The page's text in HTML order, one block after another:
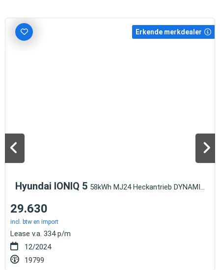
Erkende merkdealer
Hyundai IONIQ 5 58kWh MJ24 Heckantrieb DYNAMIQ Navi digi
29.630
incl. btw en import
Lease v.a. 334 p/m
12/2024
19799